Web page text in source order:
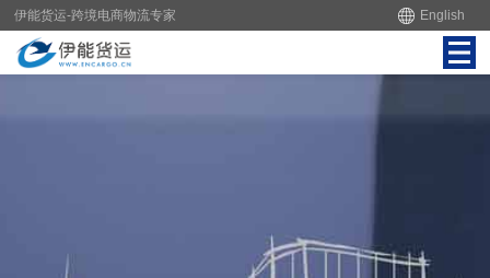
伊能货运-跨境电商物流专家 English